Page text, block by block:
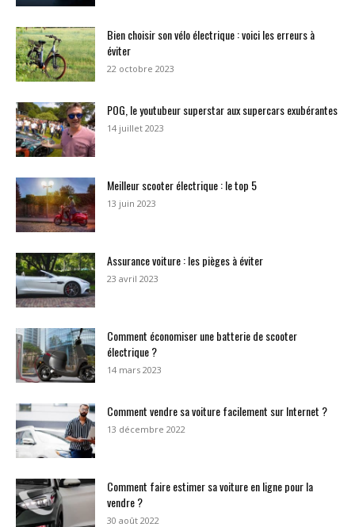
Bien choisir son vélo électrique : voici les erreurs à
éviter
22 octobre 2023
POG, le youtubeur superstar aux supercars exubérantes
14 juillet 2023
Meilleur scooter électrique : le top 5
13 juin 2023
Assurance voiture : les pièges à éviter
23 avril 2023
Comment économiser une batterie de scooter
électrique ?
14 mars 2023
Comment vendre sa voiture facilement sur Internet ?
13 décembre 2022
Comment faire estimer sa voiture en ligne pour la
vendre ?
30 août 2022